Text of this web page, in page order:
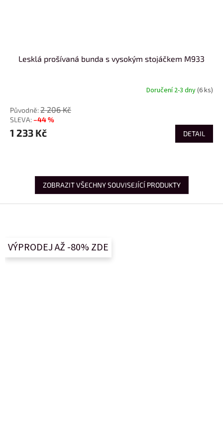
Lesklá prošívaná bunda s vysokým stojáčkem M933
Doručení 2-3 dny(6 ks)
2 206 Kč
–44 %
1 233 Kč DETAIL
ZOBRAZIT VŠECHNY SOUVISEJÍCÍ PRODUKTY
VÝPRODEJ AŽ -80% ZDE